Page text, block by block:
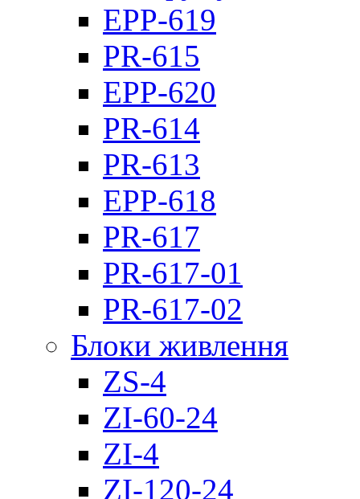
EPP-619
PR-615
EPP-620
PR-614
PR-613
EPP-618
PR-617
PR-617-01
PR-617-02
Блоки живлення
ZS-4
ZI-60-24
ZI-4
ZI-120-24